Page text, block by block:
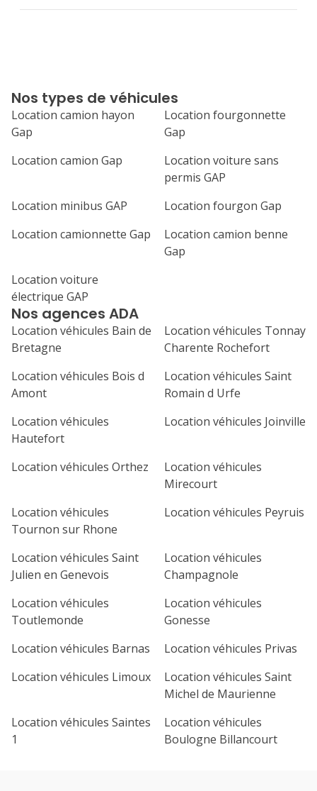
Nos agences ADA
Location véhicules Bain de
Bretagne
Location véhicules Tonnay
Charente Rochefort
Location véhicules Bois d
Amont
Location véhicules Saint
Romain d Urfe
Location véhicules
Hautefort
Location véhicules Joinville
Location véhicules Orthez
Location véhicules
Mirecourt
Location véhicules
Tournon sur Rhone
Location véhicules Peyruis
Location véhicules Saint
Julien en Genevois
Location véhicules
Champagnole
Location véhicules
Toutlemonde
Location véhicules
Gonesse
Location véhicules Barnas
Location véhicules Privas
Location véhicules Limoux
Location véhicules Saint
Michel de Maurienne
Location véhicules Saintes
1
Location véhicules
Boulogne Billancourt
Nos types de véhicules
Location camion hayon
Gap
Location fourgonnette
Gap
Location camion Gap
Location voiture sans
permis GAP
Location minibus GAP
Location fourgon Gap
Location camionnette Gap
Location camion benne
Gap
Location voiture
électrique GAP